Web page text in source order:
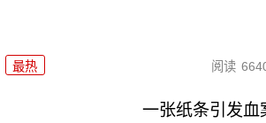
最热 阅读
一张纸条引发血